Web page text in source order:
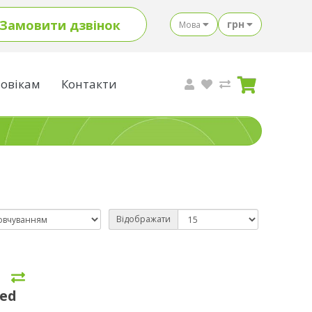
Замовити дзвінок Мова грн
Контакти
Відображати